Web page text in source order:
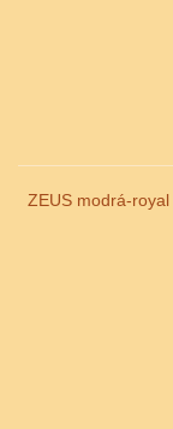
ZEUS modrá-